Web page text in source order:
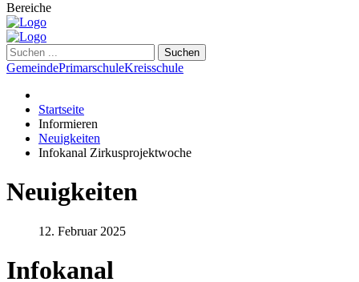
Bereiche
Suchen
GemeindePrimarschuleKreisschule
Startseite
Informieren
Neuigkeiten
Infokanal Zirkusprojektwoche
Neuigkeiten
12. Februar 2025
Infokanal